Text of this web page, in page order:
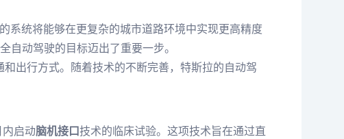
系统将能够在更复杂的城市道路环境中实现更高精度
自动驾驶的目标迈出了重要一步。
出行方式。随着技术的不断完善，特斯拉的自动驾
启动脑机接口技术的临床试验。这项技术旨在通过直